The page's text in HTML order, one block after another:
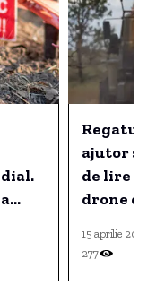
Regatul
ajutor
de lire
drone
15 aprilie 2026
277